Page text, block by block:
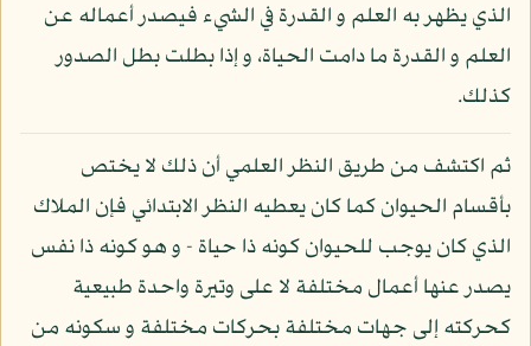
الذي يظهر به العلم و القدرة في الشيء فيصدر أعماله عن
العلم و القدرة ما دامت الحياة، و إذا بطلت بطل الصدور
كذلك.
ثم اكتشف من طريق النظر العلمي أن ذلك لا يختص
بأقسام الحيوان كما كان يعطيه النظر الابتدائي فإن الملاك
الذي كان يوجب للحيوان كونه ذا حياة - و هو كونه ذا نفس
يصدر عنها أعمال مختلفة لا على وتيرة واحدة طبيعية
كحركته إلى جهات مختلفة بحركات مختلفة و سكونه من